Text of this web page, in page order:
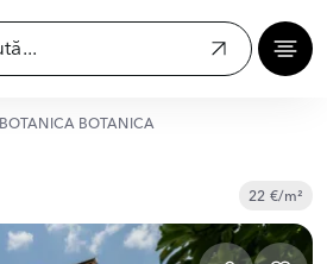
BOTANICA BOTANICA
22 €/m²